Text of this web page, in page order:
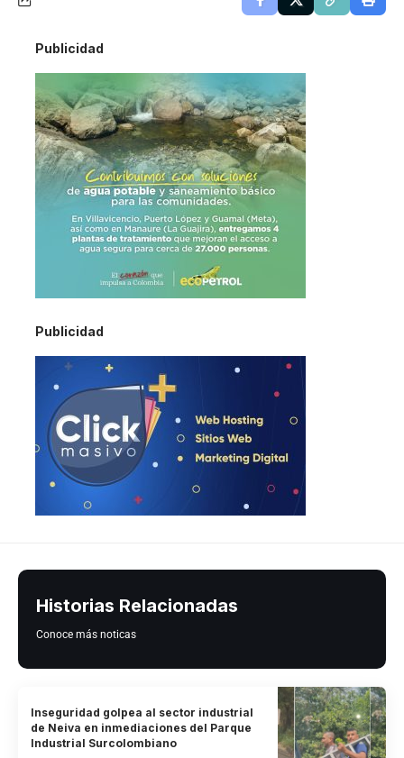
Publicidad
Publicidad
Historias Relacionadas
Conoce más noticas
Inseguridad golpea al sector industrial
de Neiva en inmediaciones del Parque
Industrial Surcolombiano